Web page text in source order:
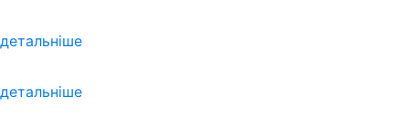
детальніше
детальніше